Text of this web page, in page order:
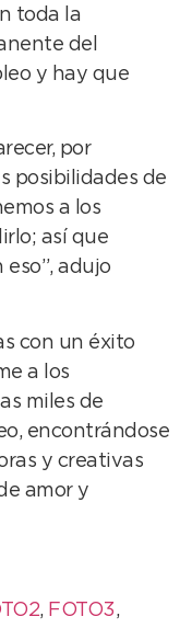
toda la
del
y hay que
por
posibilidades de
a los
así que
adujo
con un éxito
a los
miles de
encontrándose
y creativas
amor y
, FOTO3,